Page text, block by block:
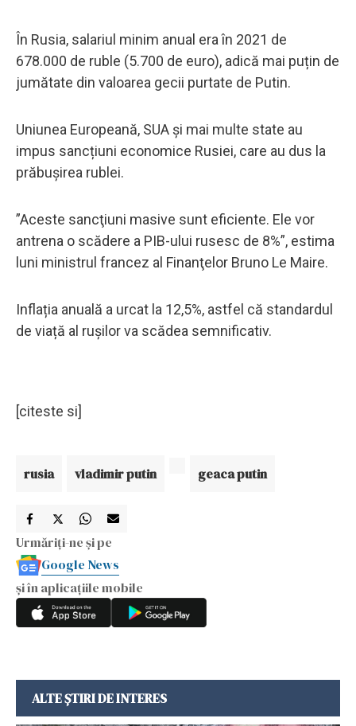
În Rusia, salariul minim anual era în 2021 de
678.000 de ruble (5.700 de euro), adică mai puțin de
jumătate din valoarea gecii purtate de Putin.
Uniunea Europeană, SUA și mai multe state au
impus sancțiuni economice Rusiei, care au dus la
prăbușirea rublei.
”Aceste sancţiuni masive sunt eficiente. Ele vor
antrena o scădere a PIB-ului rusesc de 8%”, estima
luni ministrul francez al Finanţelor Bruno Le Maire.
Inflația anuală a urcat la 12,5%, astfel că standardul
de viață al rușilor va scădea semnificativ.
[citeste si]
rusia vladimir putin geaca putin
Urmăriți-ne și pe
Google News
și în aplicațiile mobile
ALTE ȘTIRI DE INTERES